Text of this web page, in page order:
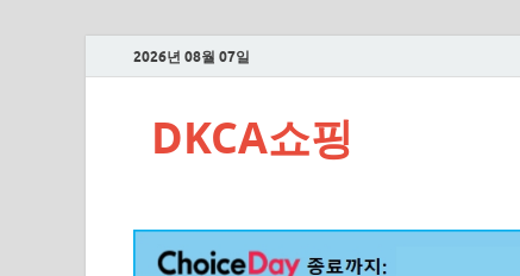
2026년 08월 07일
DKCA쇼핑